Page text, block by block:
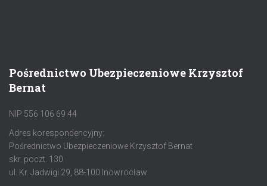
Pośrednictwo Ubezpieczeniowe Krzysztof
Bernat
NIP 556 106 69 44
Adres korespondencyjny:
Pośrednictwo Ubezpieczeniowe Krzysztof Bernat
skr. poczt. 130
ul. Kr. Jadwigi 29, 88-100 Inowrocław